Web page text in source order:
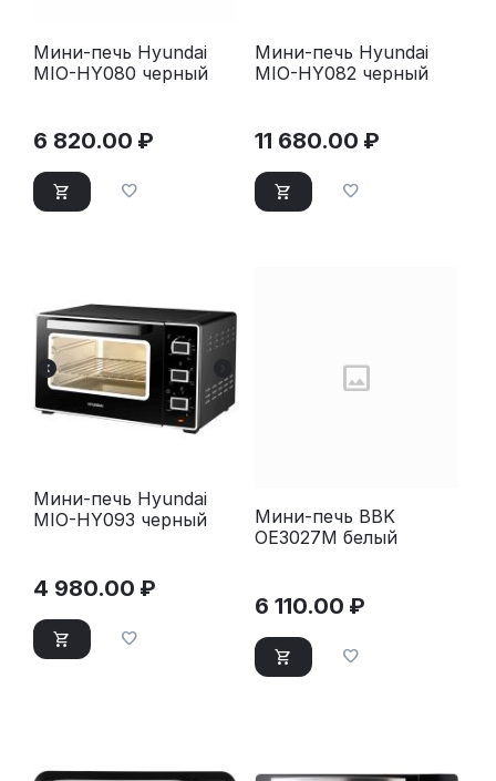
Мини-печь Hyundai
MIO-HY080 черный
6 820.00 ₽
Мини-печь Hyundai
MIO-HY082 черный
11 680.00 ₽
Мини-печь Hyundai
MIO-HY093 черный
4 980.00 ₽
Мини-печь BBK
OE3027M белый
6 110.00 ₽